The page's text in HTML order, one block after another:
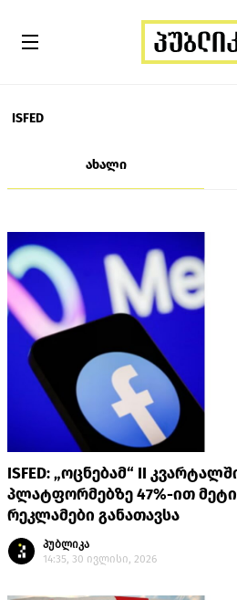
ISFED
ახალი
ISFED: „ოცნებამ“ II
პლატფორმებზე 47%-ით
რეკლამები განათავსა
პუბლიკა
14:35, 30 ივლისი, 2026